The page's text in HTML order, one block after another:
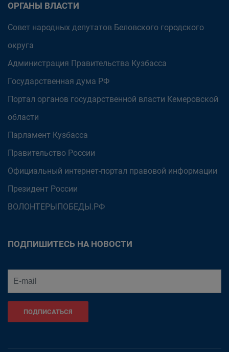
ОРГАНЫ ВЛАСТИ
Совет народных депутатов Беловского городского
округа
Администрация Правительства Кузбасса
Государственная дума РФ
Портал органов государственной власти Кемеровской
области
Парламент Кузбасса
Правительство России
Официальный интернет-портал правовой информации
Президент России
ВОЛОНТЕРЫПОБЕДЫ.РФ
ПОДПИШИТЕСЬ НА НОВОСТИ
ПОДПИСАТЬСЯ